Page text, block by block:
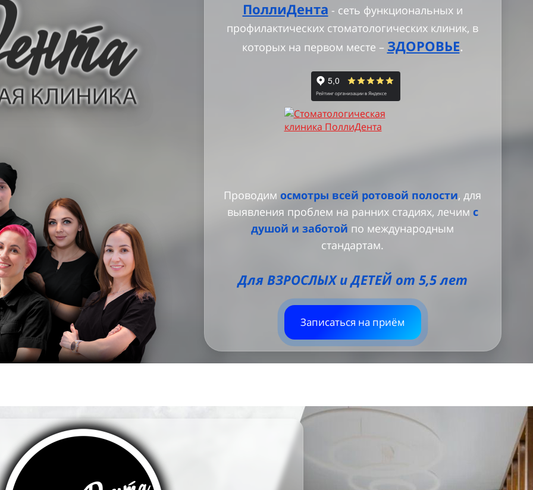
ПоллиДента - сеть функциональных и
профилактических стоматологических клиник, в
которых на первом месте – ЗДОРОВЬЕ.
Проводим осмотры всей ротовой полости, для
выявления проблем на ранних стадиях, лечим с
душой и заботой по международным
стандартам.
Для ВЗРОСЛЫХ иДЕТЕЙ от 5,5 лет
Записаться на приём